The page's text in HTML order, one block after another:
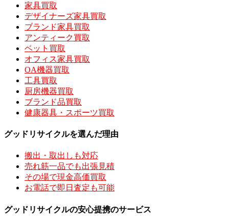
家具買取
デザイナーズ家具買取
ブランド家具買取
アンティーク買取
ベット買取
オフィス家具買取
OA機器買取
工具買取
厨房機器買取
ブランド品買取
健康器具・スポーツ買取
グッドリサイクルを選んだ理由
搬出・取出しも対応
売れ筋一品でも出張見積
その場で現金高価買取
お電話で即日査定も可能
グッドリサイクルの安心提携のサービス